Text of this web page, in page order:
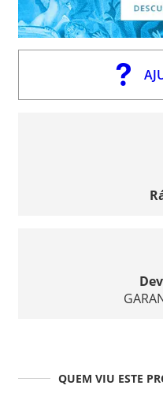
QUEM VIU ESTE